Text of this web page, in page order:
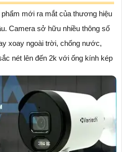
mới ra mắt của thương hiệu
Camera sở hữu nhiều thông số
xoay ngoài trời, chống nước,
nét lên đến 2k với ống kính kép